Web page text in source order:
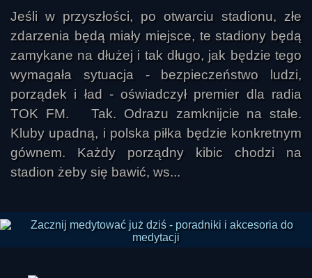
Jeśli w przyszłości, po otwarciu stadionu, złe
zdarzenia będą miały miejsce, te stadiony będą
zamykane na dłużej i tak długo, jak będzie tego
wymagała sytuacja - bezpieczeństwo ludzi,
porządek i ład - oświadczył premier dla radia
TOK FM. Tak. Odrazu zamknijcie na stałe.
Kluby upadną, i polska piłka będzie konkretnym
gównem. Każdy porządny kibic chodzi na
stadion żeby się bawić, ws...